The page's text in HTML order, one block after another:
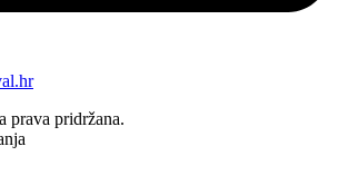
prava pridržana.